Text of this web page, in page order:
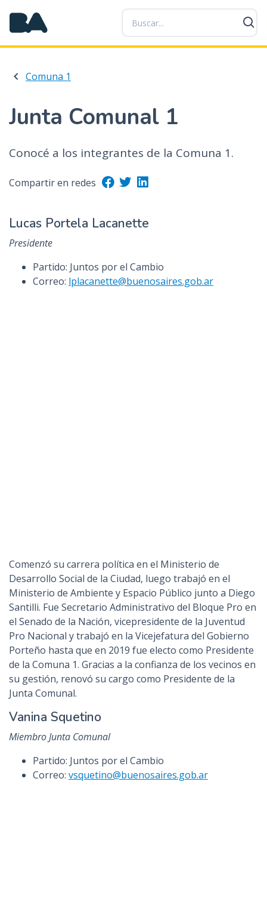
P
a
s
a
o
t
n
o
i
n
Comuna 1
Junta Comunal 1
Conocé a los integrantes de la Comuna 1.
Compartir en redes
Lucas Portela Lacanette
Presidente
Partido: Juntos por el Cambio
Correo: lplacanette@buenosaires.gob.ar
Comenzó su carrera política en el Ministerio de
Desarrollo Social de la Ciudad, luego trabajó en el
Ministerio de Ambiente y Espacio Público junto a Diego
Santilli. Fue Secretario Administrativo del Bloque Pro en
el Senado de la Nación, vicepresidente de la Juventud
Pro Nacional y trabajó en la Vicejefatura del Gobierno
Porteño hasta que en 2019 fue electo como Presidente
de la Comuna 1. Gracias a la confianza de los vecinos en
su gestión, renovó su cargo como Presidente de la
Junta Comunal.
Vanina Squetino
Miembro Junta Comunal
Partido: Juntos por el Cambio
Correo: vsquetino@buenosaires.gob.ar